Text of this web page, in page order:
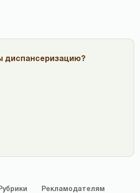
диспансеризацию?
Рубрики Рекламодателям